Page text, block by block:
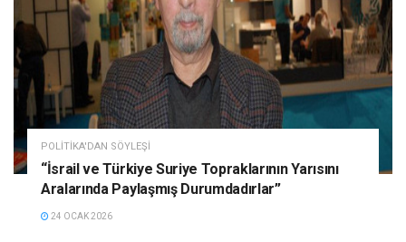
POLITIKA'DAN SÖYLEŞI
“İsrail ve Türkiye Suriye Topraklarının Yarısını
Aralarında Paylaşmış Durumdadırlar”
24 OCAK 2026